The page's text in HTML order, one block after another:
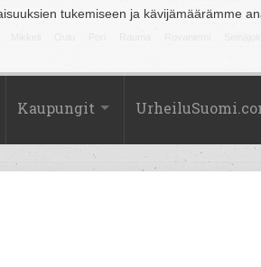
tukemiseen ja kävijämäärämme
Kaupungit